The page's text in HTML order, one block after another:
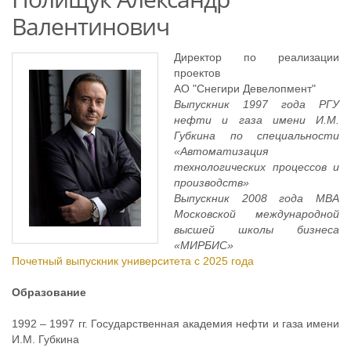
Валентинович
Директор по реализации
проектов
АО "Снегири Девелопмент"
Выпускник 1997 года РГУ
нефти и газа имени И.М.
Губкина по специальности
«Автоматизация
технологических процессов и
производств»
Выпускник 2008 года МВА
Московской международной
высшей школы бизнеса
«МИРБИС»
Почетный выпускник университета с 2025 года
Образование
1992 – 1997 гг. Государственная академия нефти и газа имени
И.М. Губкина